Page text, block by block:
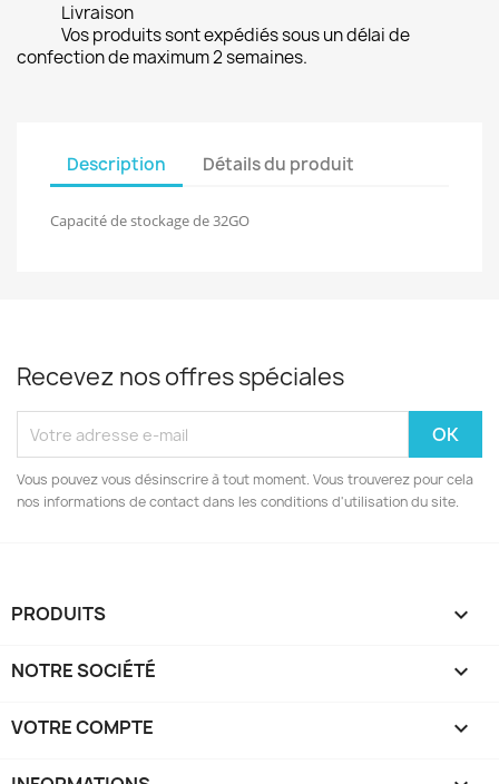
Livraison
Vos produits sont expédiés sous un délai de
confection de maximum 2 semaines.
Description Détails du produit
Capacité de stockage de 32GO
Recevez nos offres spéciales
Vous pouvez vous désinscrire à tout moment. Vous trouverez pour cela
nos informations de contact dans les conditions d'utilisation du site.
PRODUITS 
NOTRE SOCIÉTÉ 
VOTRE COMPTE 